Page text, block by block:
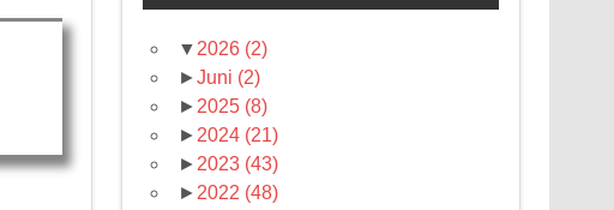
▼ 2026 (2)
►Juni (2)
► 2025 (8)
► 2024 (21)
► 2023 (43)
► 2022 (48)